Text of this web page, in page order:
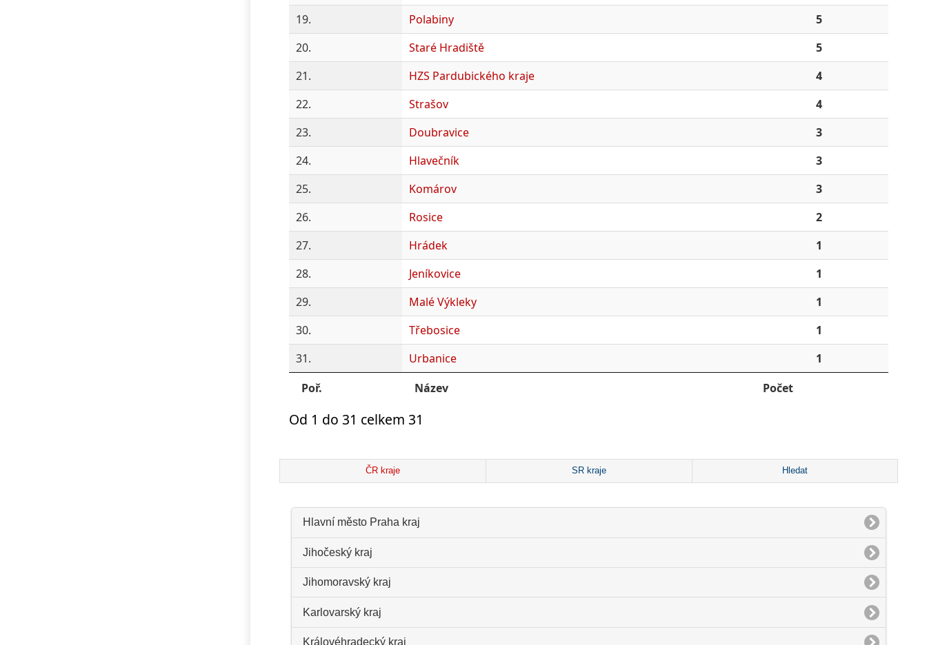
19.
Polabiny
5
20.
Staré Hradiště
5
21.
HZS Pardubického kraje
4
22.
Strašov
4
23.
Doubravice
3
24.
Hlavečník
3
25.
Komárov
3
26.
Rosice
2
27.
Hrádek
1
28.
Jeníkovice
1
29.
Malé Výkleky
1
30.
Třebosice
1
31.
Urbanice
1
Poř.
Název Počet
Od 1 do 31 celkem 31
ČR kraje SR kraje Hledat
Hlavní město Praha kraj
Jihočeský kraj
Jihomoravský kraj
Karlovarský kraj
Královéhradecký kraj